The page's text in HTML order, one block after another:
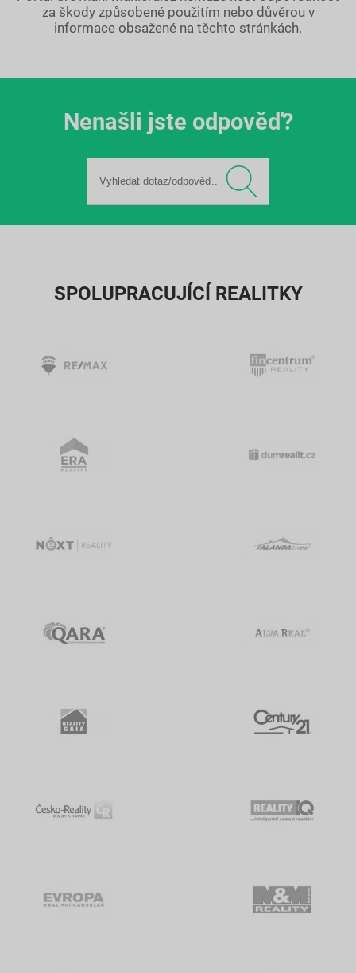
za škody způsobené použitím nebo důvěrou v
informace obsažené na těchto stránkách.
Nenašli jste odpověď?
SPOLUPRACUJÍCÍ REALITKY